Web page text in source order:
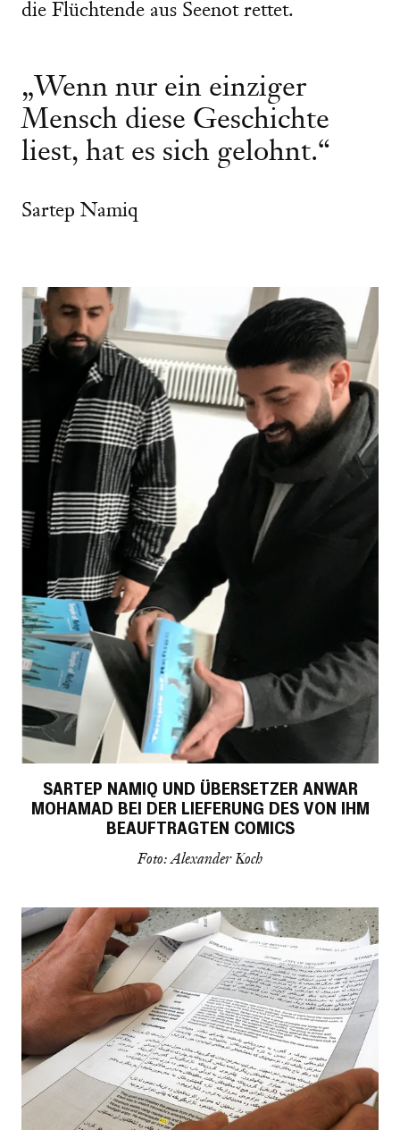
die Flüchtende aus Seenot rettet.
„Wenn nur ein einziger
Mensch diese Geschichte
liest, hat es sich gelohnt.“
Sartep Namiq
SARTEP NAMIQ UND ÜBERSETZER ANWAR
MOHAMAD BEI DER LIEFERUNG DES VON IHM
BEAUFTRAGTEN COMICS
Foto: Alexander Koch